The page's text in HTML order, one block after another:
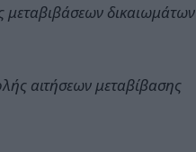
μεταβιβάσεων δικαιωμάτων
αιτήσεων μεταβίβασης